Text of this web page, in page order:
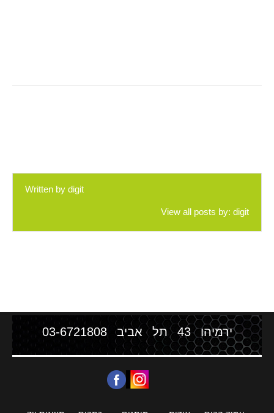
Written by digit
View all posts by: digit
ירמיהו 43 תל אביב 03-6721808